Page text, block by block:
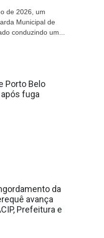
de 2026, um
Municipal de
conduzindo um...
Porto Belo
fuga
da
avança
Prefeitura e